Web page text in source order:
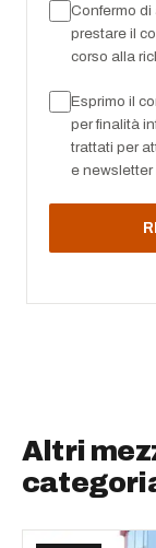
Confermo di
prestare il
corso alla
Esprimo il
per finalità
trattati per
e newsletter
Altri